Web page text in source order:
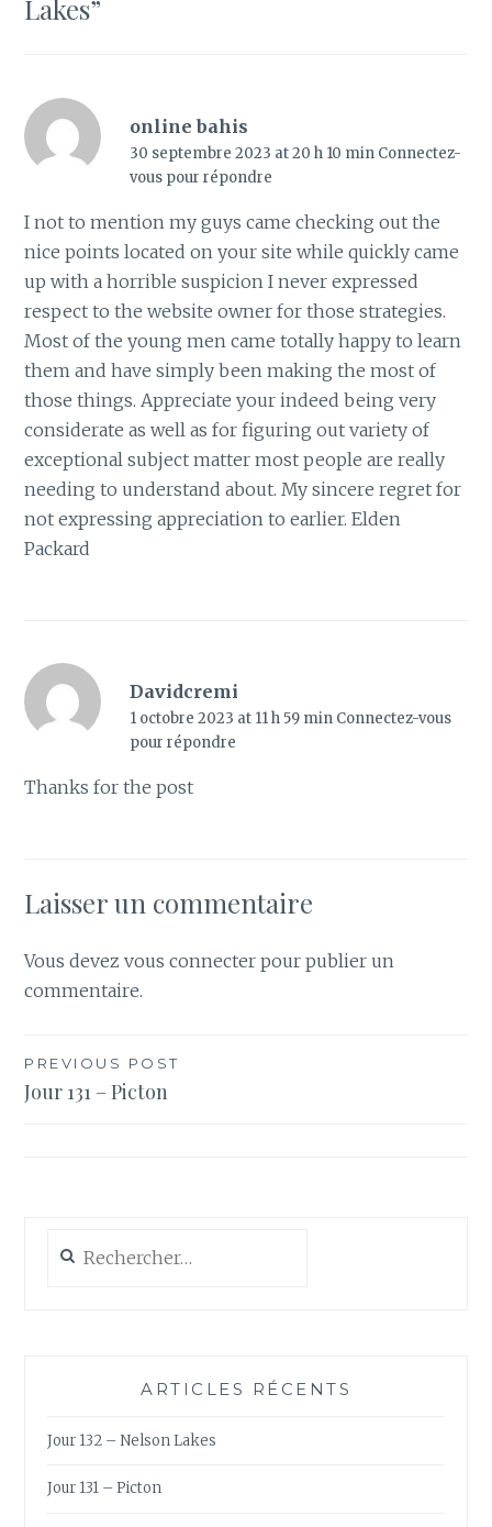
Lakes”
online bahis
30 septembre 2023 at 20 h 10 min Connectez-
vous pour répondre
I not to mention my guys came checking out the
nice points located on your site while quickly came
up with a horrible suspicion I never expressed
respect to the website owner for those strategies.
Most of the young men came totally happy to learn
them and have simply been making the most of
those things. Appreciate your indeed being very
considerate as well as for figuring out variety of
exceptional subject matter most people are really
needing to understand about. My sincere regret for
not expressing appreciation to earlier. Elden
Packard
Davidcremi
1 octobre 2023 at 11 h 59 min Connectez-vous
pour répondre
Thanks for the post
Laisser un commentaire
Vous devezvous connecter pour publier un
commentaire.
Navigation
de
PREVIOUS POST
Jour 131 – Picton
ARTICLES RÉCENTS
Jour 132 – Nelson Lakes
Jour 131 – Picton